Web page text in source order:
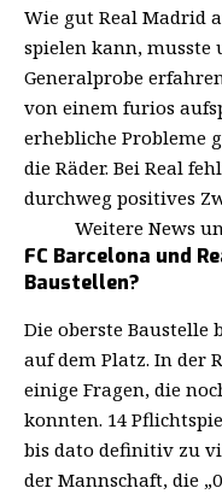
Wie gut Real Madrid
spielen kann, musste
Generalprobe
von einem furios
erhebliche Probleme
die Räder. Bei Real
durchweg positives
Weitere News
FC Barcelona und
Baustellen?
Die oberste Baustelle
auf dem Platz. In der
einige Fragen, die
konnten. 14
bis dato definitiv zu
der Mannschaft, die